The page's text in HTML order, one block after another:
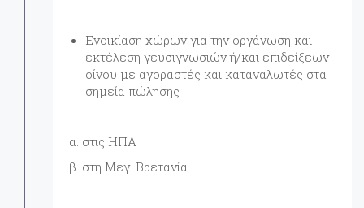
Ενοικίαση χώρων για την οργάνωση και
εκτέλεση γευσιγνωσιών ή/και επιδείξεων
οίνου με αγοραστές και καταναλωτές στα
σημεία πώλησης
α. στις ΗΠΑ
β. στη Μεγ. Βρετανία